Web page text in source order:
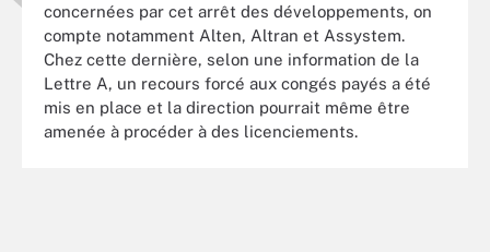
concernées par cet arrêt des développements, on
compte notamment Alten, Altran et Assystem.
Chez cette dernière, selon une information de la
Lettre A, un recours forcé aux congés payés a été
mis en place et la direction pourrait même être
amenée à procéder à des licenciements.